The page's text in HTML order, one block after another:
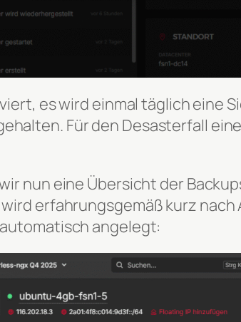
es wird einmal täglich eine
Für den Desasterfall
nun eine Übersicht der
erfahrungsgemäß kurz
angelegt: